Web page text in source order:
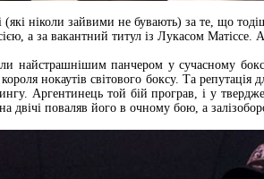
ніколи зайвими не бувають) за те, що
а за вакантний титул із Лукасом
найстрашнішим панчером у сучасному
нокаутів світового боксу. Та
Аргентинець той бій програв, і у
поваляв його в очному бою, а